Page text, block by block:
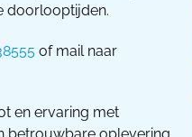
doorlooptijden.
of mail naar
en ervaring met